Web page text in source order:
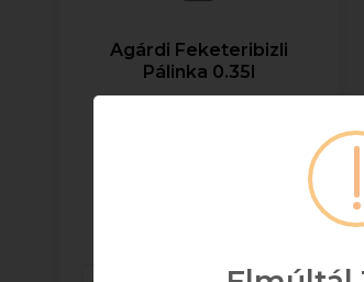
Agárdi Feketeribizli
Pálinka 0.35l